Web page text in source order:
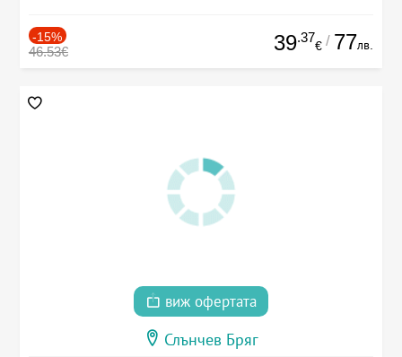
-15%
46.53€ 39.37
€ / 77лв.
виж офертата
Слънчев Бряг